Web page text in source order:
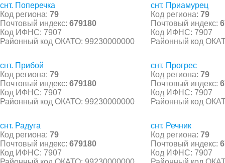
снт. Поперечка
Код региона: 79
Почтовый индекс: 679180
Код ИФНС: 7907
Районный код ОКАТО: 99230000000
снт. Приамурец
Код региона: 79
Почтовый индекс:
Код ИФНС: 7907
Районный код
снт. Прибой
Код региона: 79
Почтовый индекс: 679180
Код ИФНС: 7907
Районный код ОКАТО: 99230000000
снт. Прогрес
Код региона: 79
Почтовый индекс:
Код ИФНС: 7907
Районный код
снт. Радуга
Код региона: 79
Почтовый индекс: 679180
Код ИФНС: 7907
снт. Речник
Код региона: 79
Почтовый индекс:
Код ИФНС: 7907